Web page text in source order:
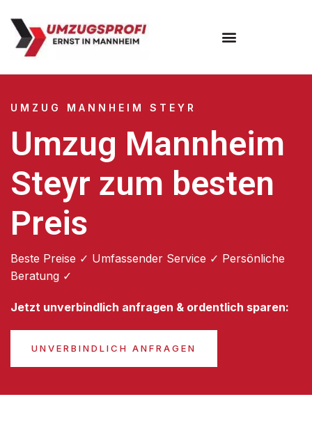
UMZUG MANNHEIM STEYR
Umzug Mannheim
Steyr zum besten
Preis
Beste Preise ✓ Umfassender Service ✓ Persönliche
Beratung ✓
Jetzt unverbindlich anfragen & ordentlich sparen:
UNVERBINDLICH ANFRAGEN